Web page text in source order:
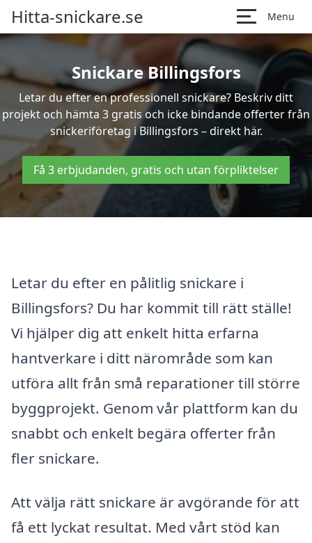
Hitta-snickare.se Menu
Snickare Billingsfors
Letar du efter en professionell snickare? Beskriv ditt
projekt och hämta 3 gratis och icke bindande offerter från
snickeriföretag i Billingsfors – direkt här.
Få 3 erbjudanden, gratis och utan förpliktelser
Letar du efter en pålitlig snickare i
Billingsfors? Du har kommit till rätt ställe!
Vi hjälper dig att enkelt hitta erfarna
hantverkare i ditt närområde som kan
utföra allt från små reparationer till större
byggprojekt. Genom vår plattform kan du
snabbt och enkelt begära offerter från
fler snickare.
Att välja rätt snickare är avgörande för att
få ett lyckat resultat. Med vårt stöd kan